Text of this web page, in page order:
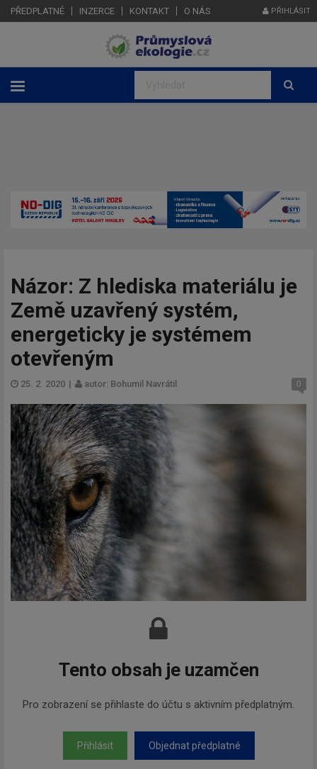
PŘEDPLATNÉ INZERCE KONTAKT O NÁS PŘIHLÁSIT
Názor: Z hlediska materiálu je
Země uzavřený systém,
energeticky je systémem
otevřeným
25. 2. 2020 | autor: Bohumil Navrátil 0
Tento obsah je uzamčen
Pro zobrazení se přihlaste do účtu s aktivním předplatným.
Přihlásit Objednat předplatné